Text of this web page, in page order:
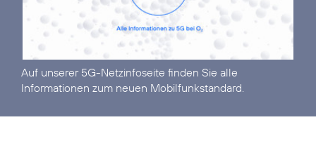
Auf unserer 5G-Netzinfoseite finden Sie alle
Informationen zum neuen Mobilfunkstandard.